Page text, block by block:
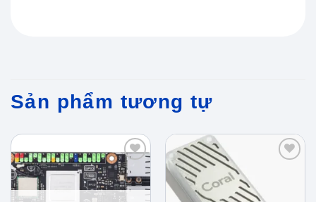
Sản phẩm tương tự
Add to
wishlist